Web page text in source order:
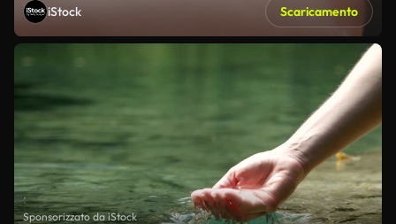
iStock Scaricamento
Sponsorizzato da iStock